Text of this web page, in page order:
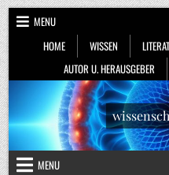
Skip
to
content
MENU
HOME
WISSEN
AUTOR U. HERAUSGEBER
MENU